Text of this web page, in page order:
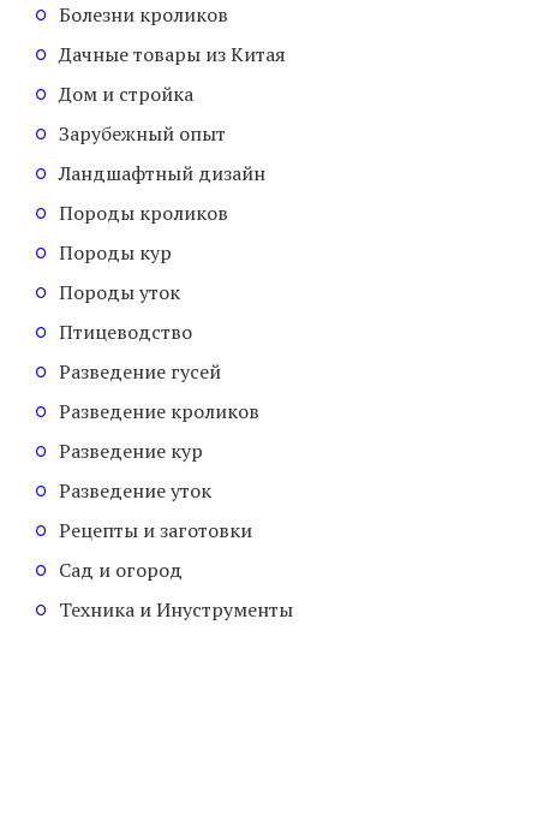
Болезни кроликов
Дачные товары из Китая
Дом и стройка
Зарубежный опыт
Ландшафтный дизайн
Породы кроликов
Породы кур
Породы уток
Птицеводство
Разведение гусей
Разведение кроликов
Разведение кур
Разведение уток
Рецепты и заготовки
Сад и огород
Техника и Инуструменты